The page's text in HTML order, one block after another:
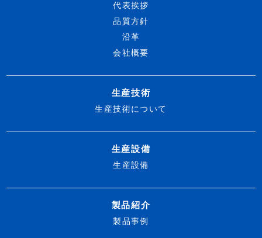
代表挨拶
品質方針
沿革
会社概要
生産技術
生産技術について
生産設備
生産設備
製品紹介
製品事例